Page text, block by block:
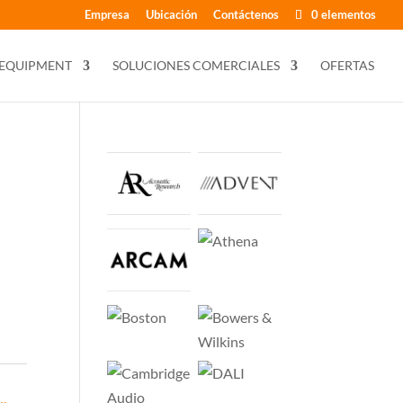
Empresa Ubicación Contáctenos 0 elementos
SOLUCIONES COMERCIALES OFERTAS